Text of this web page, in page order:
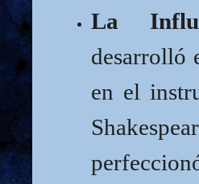
La
desarrolló
en el